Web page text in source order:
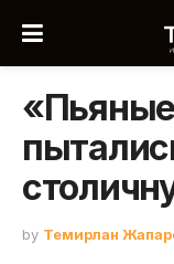
by Темирлан